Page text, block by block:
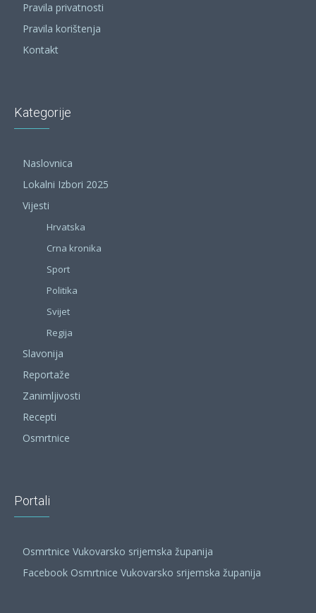
Pravila privatnosti
Pravila korištenja
Kontakt
Kategorije
Naslovnica
Lokalni Izbori 2025
Vijesti
Hrvatska
Crna kronika
Sport
Politika
Svijet
Regija
Slavonija
Reportaže
Zanimljivosti
Recepti
Osmrtnice
Portali
Osmrtnice Vukovarsko srijemska županija
Facebook Osmrtnice Vukovarsko srijemska županija